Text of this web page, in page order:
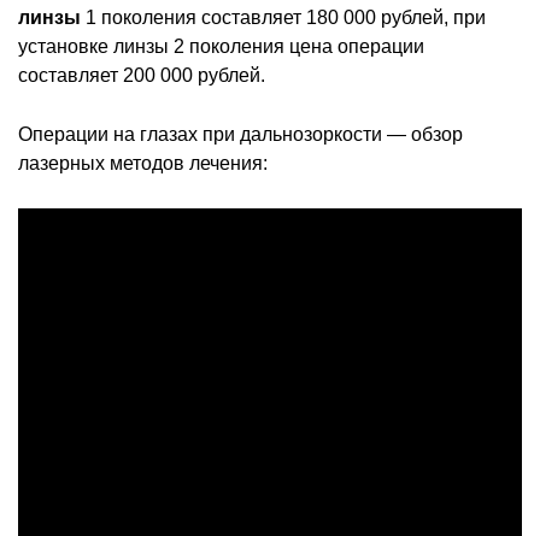
линзы 1 поколения составляет 180 000 рублей, при
установке линзы 2 поколения цена операции
составляет 200 000 рублей.
Операции на глазах при дальнозоркости — обзор
лазерных методов лечения: